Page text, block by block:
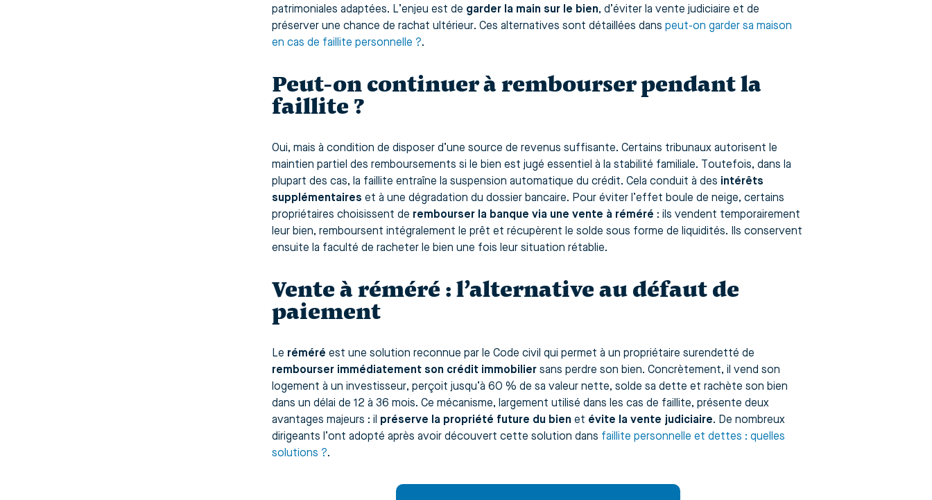
patrimoniales adaptées. L’enjeu est de garder la main sur le bien, d’éviter la vente judiciaire et de
préserver une chance de rachat ultérieur. Ces alternatives sont détaillées dans peut-on garder sa maison
en cas de faillite personnelle ?.
Peut-on continuer à rembourser pendant la
faillite ?
Oui, mais à condition de disposer d’une source de revenus suffisante. Certains tribunaux autorisent le
maintien partiel des remboursements si le bien est jugé essentiel à la stabilité familiale. Toutefois, dans la
plupart des cas, la faillite entraîne la suspension automatique du crédit. Cela conduit à des intérêts
supplémentaires et à une dégradation du dossier bancaire. Pour éviter l’effet boule de neige, certains
propriétaires choisissent de rembourser la banque via une vente à réméré : ils vendent temporairement
leur bien, remboursent intégralement le prêt et récupèrent le solde sous forme de liquidités. Ils conservent
ensuite la faculté de racheter le bien une fois leur situation rétablie.
Vente à réméré : l’alternative au défaut de
paiement
Le réméré est une solution reconnue par le Code civil qui permet à un propriétaire surendetté de
rembourser immédiatement son crédit immobilier sans perdre son bien. Concrètement, il vend son
logement à un investisseur, perçoit jusqu’à 60 % de sa valeur nette, solde sa dette et rachète son bien
dans un délai de 12 à 36 mois. Ce mécanisme, largement utilisé dans les cas de faillite, présente deux
avantages majeurs : il préserve la propriété future du bien et évite la vente judiciaire. De nombreux
dirigeants l’ont adopté après avoir découvert cette solution dans faillite personnelle et dettes : quelles
solutions ?.